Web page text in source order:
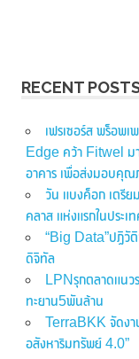
RECENT
เฟรเซอร์ส พร็อพ
Edge คว้า Fitwel มา
อาคาร เพื่อส่งมอบคุณ
วัน แบงค็อก เตรีย
คลาส แห่งแรกในประเ
“Big Data”ปฏิวัติ
ดิจิทัล
LPNรุกตลาดแนว
ทะยาน5พันล้าน
TerraBKK จัดงา
อสังหาริมทรัพย์ 4.0”